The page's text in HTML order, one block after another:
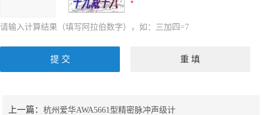
请输入计算结果（填写阿拉伯数字），如：三加四=7
上一篇：杭州爱华AWA5661型精密脉冲声级计